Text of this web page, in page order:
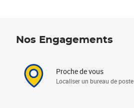
Nos Engagements
Proche de vous
Localiser un bureau de poste